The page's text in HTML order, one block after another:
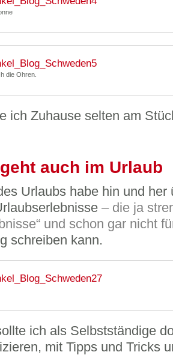
die Ohren.
ich Zuhause selten am
auch im Urlaub
Urlaubs habe hin und her
– die ja
und schon gar nicht
schreiben kann.
ich als Selbstständige
mit Tipps und Tricks